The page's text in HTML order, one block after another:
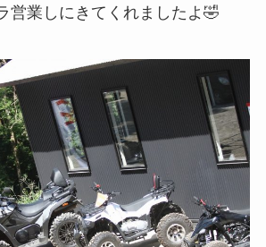
営業しにきてくれましたよ🤣